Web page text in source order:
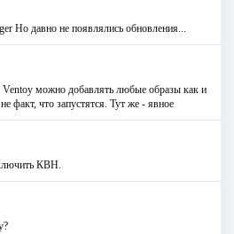
Но давно не появлялись обновления...
можно добавлять любые образы как и
факт, что запустятся. Тут же - явное
КВН.